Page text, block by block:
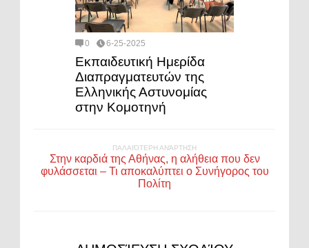
0 6-25-2025
Εκπαιδευτική Ημερίδα
Διαπραγματευτών της
Ελληνικής Αστυνομίας
στην Κομοτηνή
ΠΑΛΑΙΌΤΕΡΗ ΑΝΆΡΤΗΣΗ
Στην καρδιά της Αθήνας, η αλήθεια που δεν
φυλάσσεται – Τι αποκαλύπτει ο Συνήγορος του
Πολίτη